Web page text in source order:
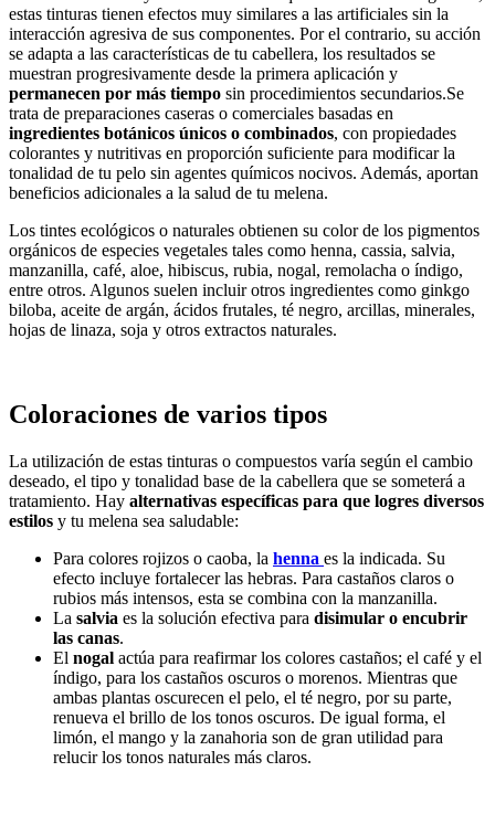
estas tinturas tienen efectos muy similares a las artificiales sin la
interacción agresiva de sus componentes. Por el contrario, su acción
se adapta a las características de tu cabellera, los resultados se
muestran progresivamente desde la primera aplicación y
permanecen por más tiempo sin procedimientos secundarios.Se
trata de preparaciones caseras o comerciales basadas en
ingredientes botánicos únicos o combinados, con propiedades
colorantes y nutritivas en proporción suficiente para modificar la
tonalidad de tu pelo sin agentes químicos nocivos. Además, aportan
beneficios adicionales a la salud de tu melena.
Los tintes ecológicos o naturales obtienen su color de los pigmentos
orgánicos de especies vegetales tales como henna, cassia, salvia,
manzanilla, café, aloe, hibiscus, rubia, nogal, remolacha o índigo,
entre otros. Algunos suelen incluir otros ingredientes como ginkgo
biloba, aceite de argán, ácidos frutales, té negro, arcillas, minerales,
hojas de linaza, soja y otros extractos naturales.
Coloraciones de varios tipos
La utilización de estas tinturas o compuestos varía según el cambio
deseado, el tipo y tonalidad base de la cabellera que se someterá a
tratamiento. Hay alternativas específicas para que logres diversos
estilos y tu melena sea saludable:
Para colores rojizos o caoba, la henna es la indicada. Su
efecto incluye fortalecer las hebras. Para castaños claros o
rubios más intensos, esta se combina con la manzanilla.
La salvia es la solución efectiva para disimular o encubrir
las canas.
El nogal actúa para reafirmar los colores castaños; el café y el
índigo, para los castaños oscuros o morenos. Mientras que
ambas plantas oscurecen el pelo, el té negro, por su parte,
renueva el brillo de los tonos oscuros. De igual forma, el
limón, el mango y la zanahoria son de gran utilidad para
relucir los tonos naturales más claros.